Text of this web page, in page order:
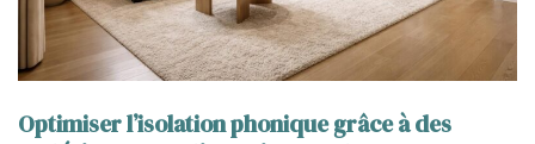
Optimiser l’isolation phonique grâce à des